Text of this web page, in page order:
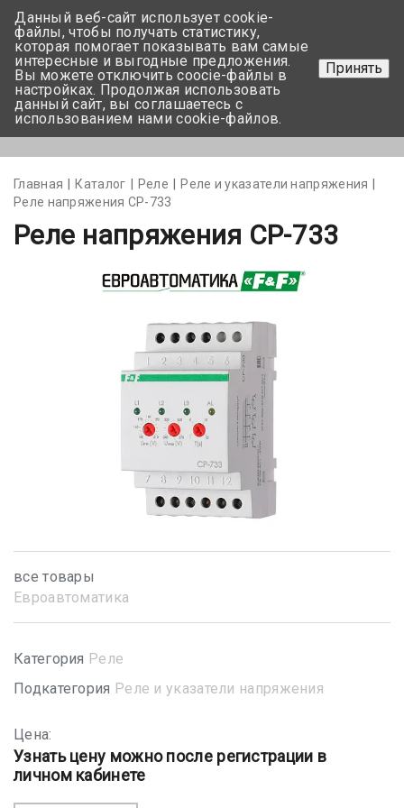
+375 17-350-99-56
+375 44-752-82-08
Задать вопрос
Главная Каталог Реле
Реле и указатели напряжения
Реле напряжения СР-733
Реле напряжения СР-733
все товары
Евроавтоматика
Категория Реле
Подкатегория Реле и указатели напряжения
Цена:
Узнать цену можно после регистрации в
личном кабинете
Данный веб-сайт использует cookie-
файлы, чтобы получать статистику,
которая помогает показывать вам самые
интересные и выгодные предложения.
Вы можете отключить coocie-файлы в
настройках. Продолжая использовать
данный сайт, вы соглашаетесь с
использованием нами cookie-файлов.
Принять